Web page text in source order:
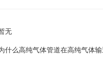
无